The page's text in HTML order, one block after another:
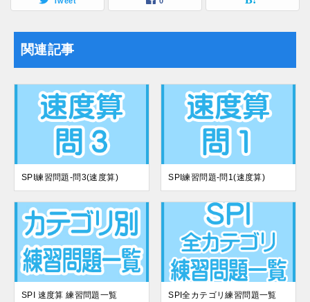
関連記事
SPI練習問題-問3(速度算) SPI練習問題-問1(速度算)
SPI 速度算 練習問題一覧 SPI全カテゴリ練習問題一覧